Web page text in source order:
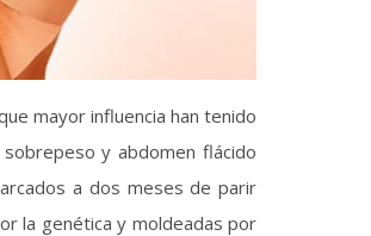
mayor influencia han tenido
y abdomen flácido
a dos meses de parir
la genética y moldeadas por